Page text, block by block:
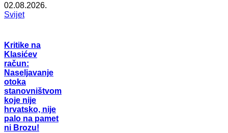
02.08.2026.
Svijet
Kritike na
Klasićev
račun:
Naseljavanje
otoka
stanovništvom
koje nije
hrvatsko, nije
palo na pamet
ni Brozu!